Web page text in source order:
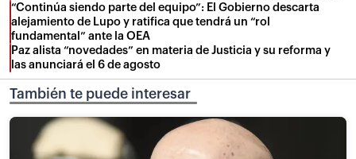
“Continúa siendo parte del equipo”: El Gobierno descarta
alejamiento de Lupo y ratifica que tendrá un “rol
fundamental” ante la OEA
Paz alista “novedades” en materia de Justicia y su reforma y
las anunciará el 6 de agosto
También te puede interesar